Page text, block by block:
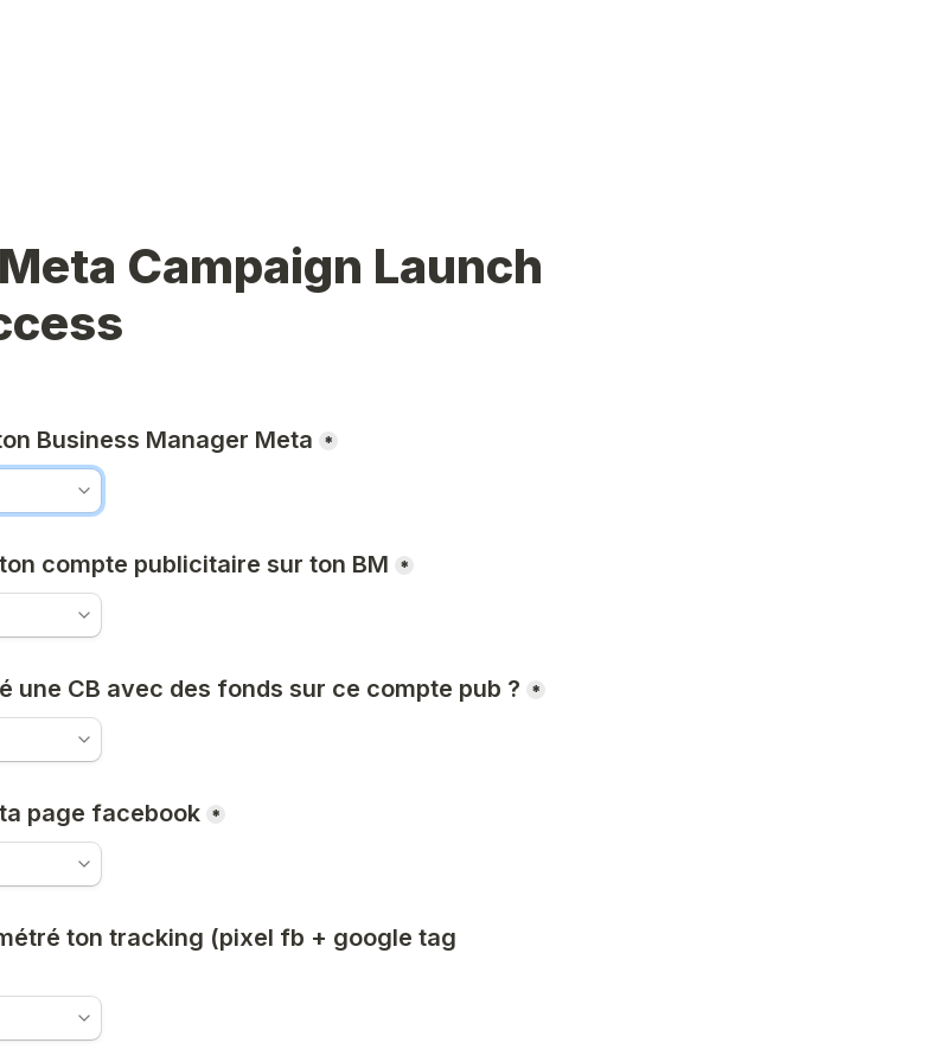
Campaign Launch
Business Manager Meta *
compte publicitaire sur ton BM *
une CB avec des fonds sur ce compte pub ? *
page facebook *
ton tracking (pixel fb + google tag